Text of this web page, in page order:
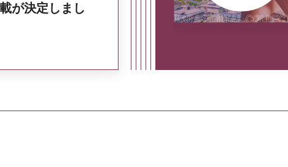
が決定しまし